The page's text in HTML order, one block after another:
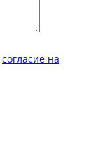
согласие на